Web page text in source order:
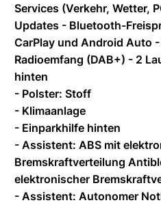
Services (Verkehr, Wetter,
Updates - Bluetooth-
CarPlay und Android Auto
Radioemfang (DAB+) - 2
hinten
- Polster: Stoff
- Klimaanlage
- Einparkhilfe hinten
- Assistent: ABS mit
Bremskraftverteilung
elektronischer
- Assistent: Autonomer